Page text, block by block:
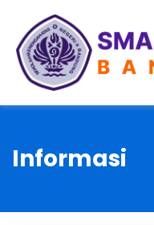
Informasi